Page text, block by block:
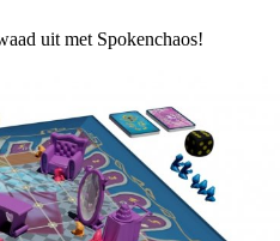
uit met Spokenchaos!